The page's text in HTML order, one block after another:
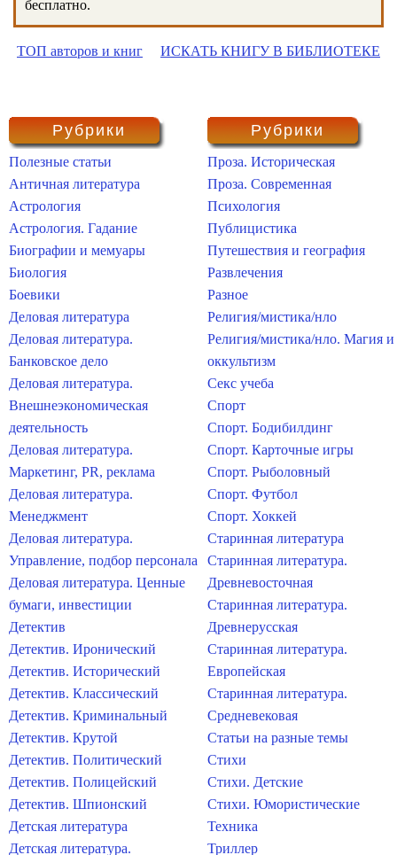
бесплатно.
ТОП авторов и книг ИСКАТЬ КНИГУ В БИБЛИОТЕКЕ
Рубрики
Полезные статьи
Античная литература
Астрология
Астрология. Гадание
Биографии и мемуары
Биология
Боевики
Деловая литература
Деловая литература.
Банковское дело
Деловая литература.
Внешнеэкономическая
деятельность
Деловая литература.
Маркетинг, PR, реклама
Деловая литература.
Менеджмент
Деловая литература.
Управление, подбор персонала
Деловая литература. Ценные
бумаги, инвестиции
Детектив
Детектив. Иронический
Детектив. Исторический
Детектив. Классический
Детектив. Криминальный
Детектив. Крутой
Детектив. Политический
Детектив. Полицейский
Детектив. Шпионский
Детская литература
Детская литература.
Рубрики
Проза. Историческая
Проза. Современная
Психология
Публицистика
Путешествия и география
Развлечения
Разное
Религия/мистика/нло
Религия/мистика/нло. Магия и
оккультизм
Секс учеба
Спорт
Спорт. Бодибилдинг
Спорт. Карточные игры
Спорт. Рыболовный
Спорт. Футбол
Спорт. Хоккей
Старинная литература
Старинная литература.
Древневосточная
Старинная литература.
Древнерусская
Старинная литература.
Европейская
Старинная литература.
Средневековая
Статьи на разные темы
Стихи
Стихи. Детские
Стихи. Юмористические
Техника
Триллер